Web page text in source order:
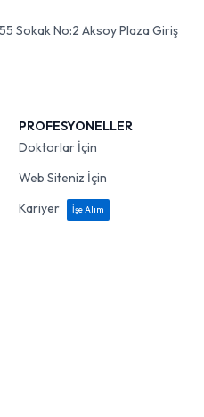
Sokak No:2 Aksoy Plaza Giriş
PROFESYONELLER
Doktorlar İçin
Web Siteniz İçin
Kariyer
İşe Alım